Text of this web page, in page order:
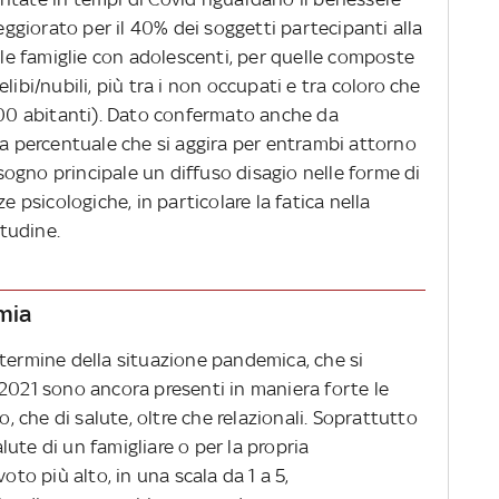
per il 40% dei soggetti partecipanti alla
famiglie con adolescenti, per quelle composte
nubili, più tra i non occupati e tra coloro che
abitanti). Dato confermato anche da
percentuale che si aggira per entrambi attorno
principale un diffuso disagio nelle forme di
psicologiche, in particolare la fatica nella
della situazione pandemica, che si
sono ancora presenti in maniera forte le
che di salute, oltre che relazionali. Soprattutto
di un famigliare o per la propria
più alto, in una scala da 1 a 5,